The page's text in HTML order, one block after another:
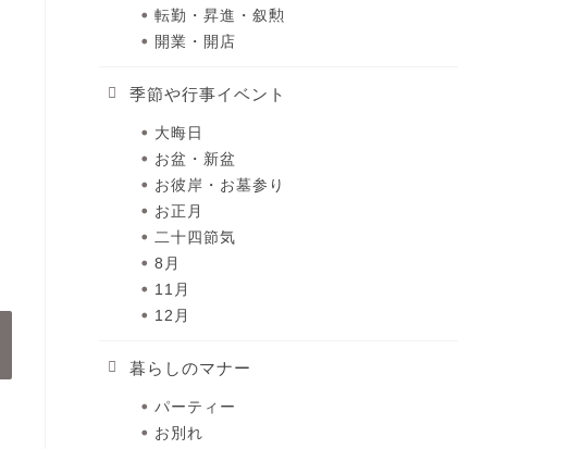
転勤・昇進・叙勲
開業・開店
季節や行事イベント
大晦日
お盆・新盆
お彼岸・お墓参り
お正月
二十四節気
8月
11月
12月
暮らしのマナー
パーティー
お別れ